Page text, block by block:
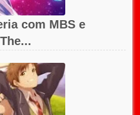
com MBS e